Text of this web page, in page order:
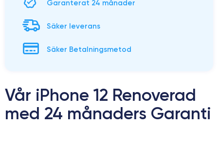
Garanterat 24 månader
Säker leverans
Säker Betalningsmetod
Vår iPhone 12 Renoverad
med 24 månaders Garanti